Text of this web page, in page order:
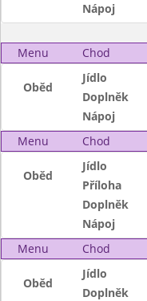
Nápoj
Menu Chod
Oběd
Jídlo
Doplněk
Nápoj
Menu
Chod
Oběd
Jídlo
Příloha
Doplněk
Nápoj
Menu
Chod
Oběd
Jídlo
Doplněk